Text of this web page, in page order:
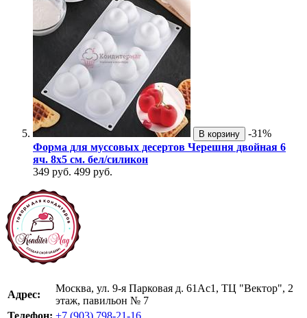
В корзину
-31%
Форма для муссовых десертов Черешня двойная 6
яч. 8х5 см. бел/силикон
349 руб. 499 руб.
Адрес:
Москва, ул. 9-я Парковая д. 61Ас1, ТЦ "Вектор", 2
этаж, павильон № 7
Телефон: +7 (903) 798-21-16